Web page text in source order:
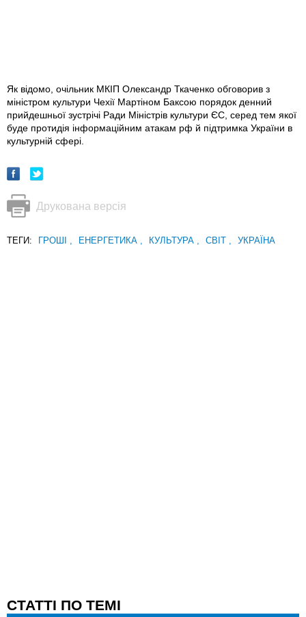
Як відомо, очільник МКІП Олександр Ткаченко обговорив з
міністром культури Чехії Мартіном Баксою порядок денний
прийдешньої зустрічі Ради Міністрів культури ЄС, серед тем якої
буде протидія інформаційним атакам рф й підтримка України в
культурній сфері.
Друкована версія
ТЕГИ: ГРОШІ ЕНЕРГЕТИКА КУЛЬТУРА СВІТ УКРАЇНА
CТАТТІ ПО ТЕМІ